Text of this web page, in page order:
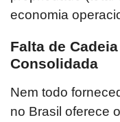
economia
Falta de
Consolidada
Nem todo
no Brasil oferece